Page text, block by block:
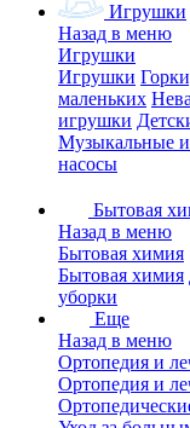
Игрушки
Назад в меню
Игрушки
Игрушки
маленьких
игрушки
Музыкальные
насосы
Бытовая
Назад в меню
Бытовая химия
Бытовая химия
уборки
Еще
Назад в меню
Ортопедия и
Ортопедия и